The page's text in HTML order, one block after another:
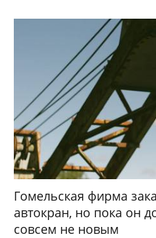
Гомельская фирма
автокран, но пока он
совсем не новым